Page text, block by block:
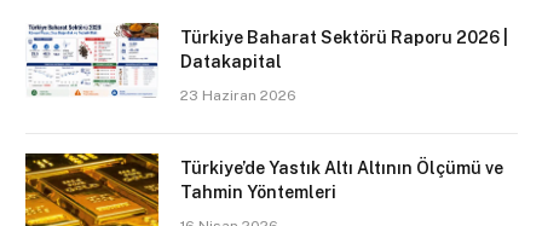
Türkiye Baharat Sektörü Raporu 2026 |
Datakapital
23 Haziran 2026
Türkiye’de Yastık Altı Altının Ölçümü ve
Tahmin Yöntemleri